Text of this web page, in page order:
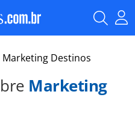
Destinos
Marketing